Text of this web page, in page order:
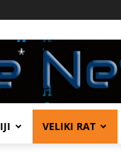
VELIKI RAT